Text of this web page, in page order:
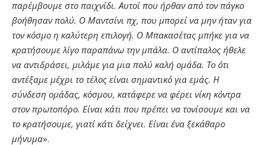
παρέμβουμε στο παιχνίδι. Αυτοί που ήρθαν από τον πάγκο
βοήθησαν πολύ. Ο Μαντσίνι πχ, που μπορεί να μην ήταν για
τον κόσμο η καλύτερη επιλογή. Ο Μπακασέτας μπήκε για να
κρατήσουμε λίγο παραπάνω την μπάλα. Ο αντίπαλος ήθελε
να αντιδράσει, μιλάμε για μια πολύ καλή ομάδα. Το ότι
αντέξαμε μέχρι το τέλος είναι σημαντικό για εμάς. Η
σύνδεση ομάδας, κόσμου, κατάφερε να φέρει νίκη κόντρα
στον πρωτοπόρο. Είναι κάτι που πρέπει να τονίσουμε και να
το κρατήσουμε, γιατί κάτι δείχνει. Είναι ένα ξεκάθαρο
μήνυμα».